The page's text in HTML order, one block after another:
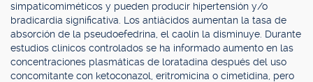
simpaticomiméticos y pueden producir hipertensión y/o
bradicardia significativa. Los antiácidos aumentan la tasa de
absorción de la pseudoefedrina, el caolín la disminuye. Durante
estudios clínicos controlados se ha informado aumento en las
concentraciones plasmáticas de loratadina después del uso
concomitante con ketoconazol, eritromicina o cimetidina, pero